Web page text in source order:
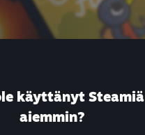
käyttänyt Steamiä
aiemmin?